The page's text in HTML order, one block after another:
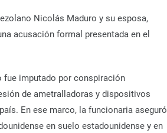
Nicolás Maduro y su esposa,
acusación formal presentada en el
fue imputado por conspiración
de ametralladoras y dispositivos
En ese marco, la funcionaria aseguró
en suelo estadounidense y en